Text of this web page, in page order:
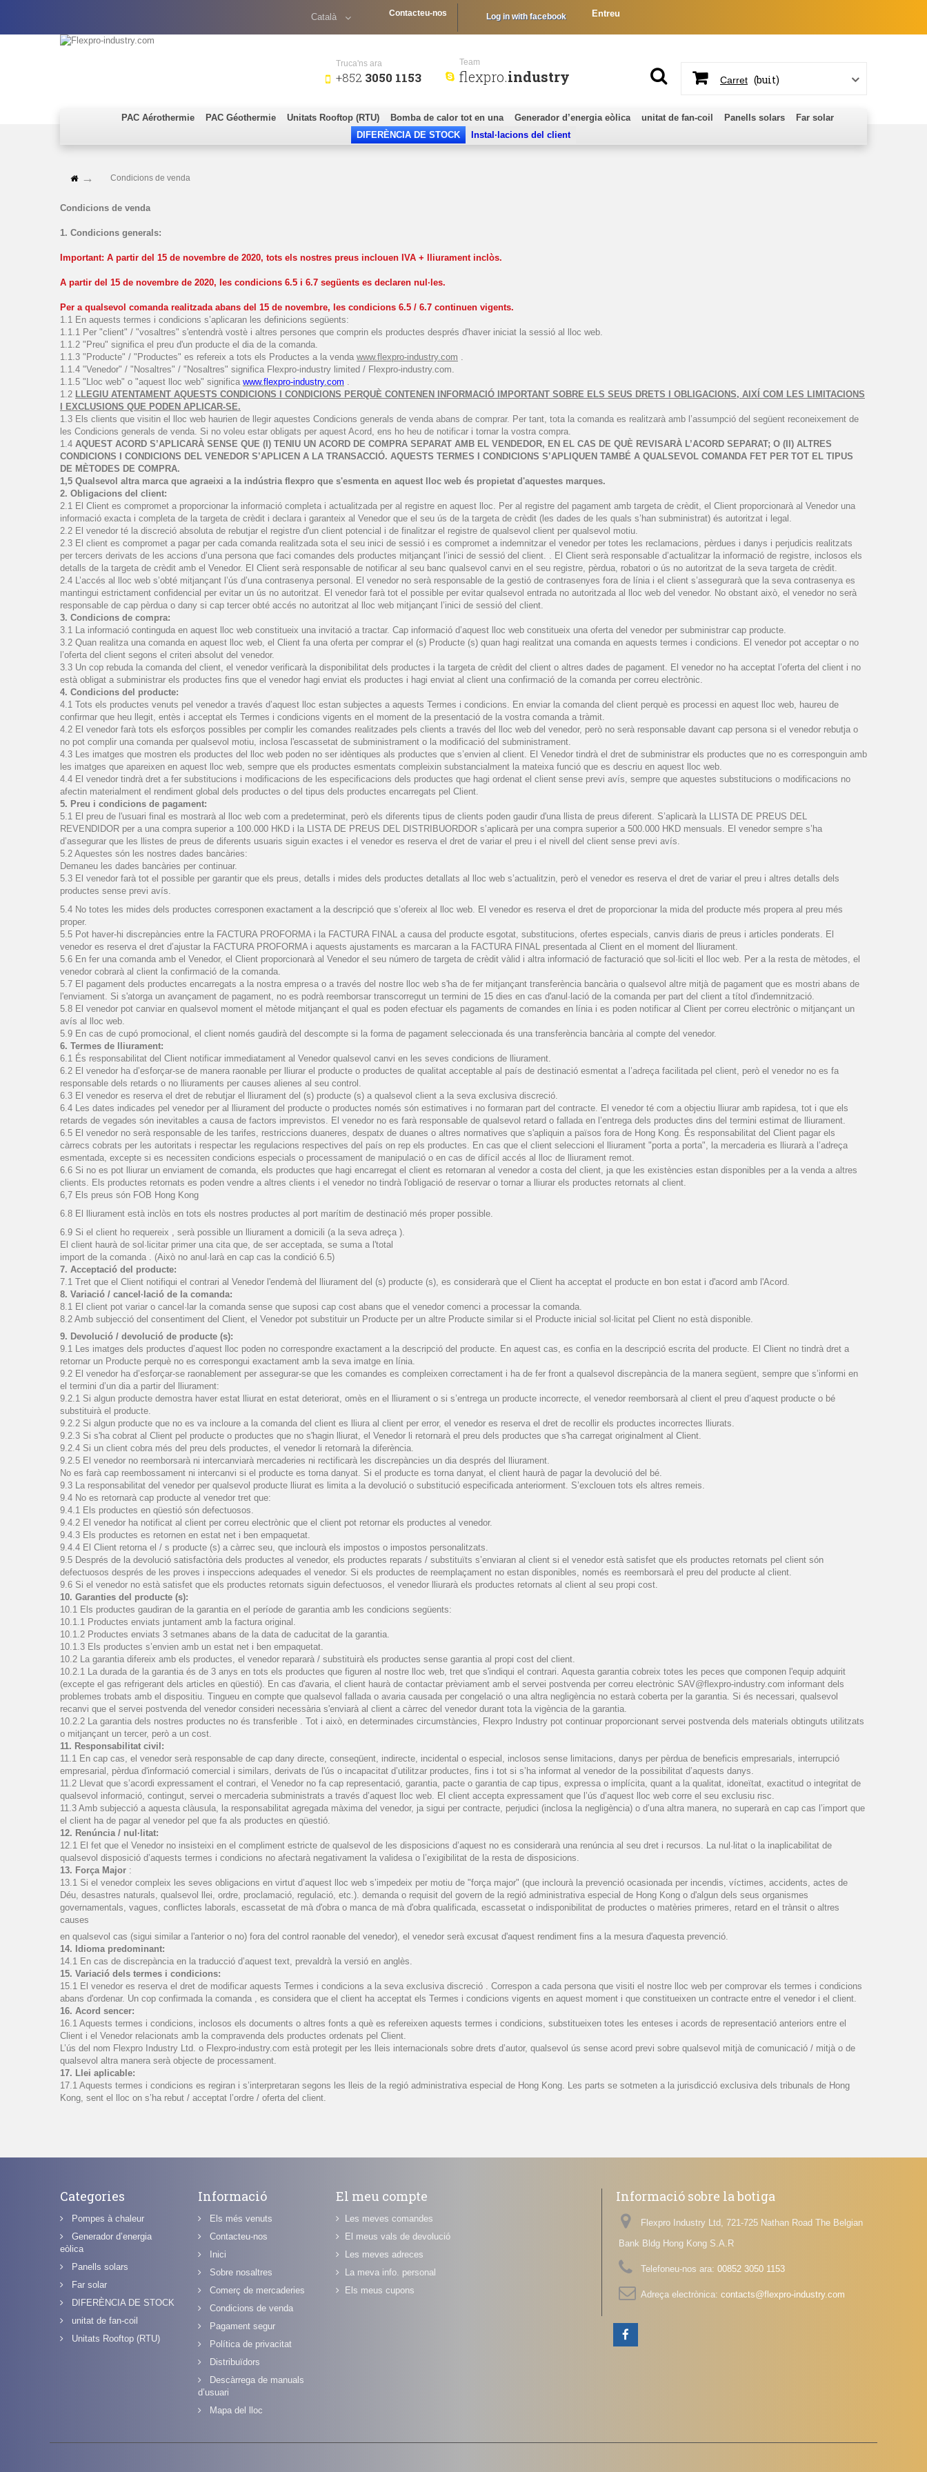
Entreu
Català Log in with facebook
Contacteu-nos
Truca'ns ara
+852 3050 1153
Team
flexpro.industry Carret (buit)
PAC Aérothermie PAC Géothermie Unitats Rooftop (RTU) Bomba de calor tot en una Generador d’energia eòlica unitat de fan-coil Panells solars
Far solar
DIFERÈNCIA DE STOCK
Instal·lacions del client
Condicions de venda
Condicions de venda
1. Condicions generals:
Important: A partir del 15 de novembre de 2020, tots els nostres preus inclouen IVA + lliurament inclòs.
A partir del 15 de novembre de 2020, les condicions 6.5 i 6.7 següents es declaren nul·les.
Per a qualsevol comanda realitzada abans del 15 de novembre, les condicions 6.5 / 6.7 continuen vigents.
1.1 En aquests termes i condicions s’aplicaran les definicions següents:
1.1.1 Per "client" / "vosaltres" s'entendrà vostè i altres persones que comprin els productes després d'haver iniciat la sessió al lloc web.
1.1.2 "Preu" significa el preu d'un producte el dia de la comanda.
1.1.3 "Producte" / "Productes" es refereix a tots els Productes a la venda www.flexpro-industry.com .
1.1.4 "Venedor" / "Nosaltres" / "Nosaltres" significa Flexpro-industry limited / Flexpro-industry.com.
1.1.5 "Lloc web" o "aquest lloc web" significa www.flexpro-industry.com .
1.2 LLEGIU ATENTAMENT AQUESTS CONDICIONS I CONDICIONS PERQUÈ CONTENEN INFORMACIÓ IMPORTANT SOBRE ELS SEUS DRETS I OBLIGACIONS, AIXÍ COM LES LIMITACIONS
I EXCLUSIONS QUE PODEN APLICAR-SE.
1.3 Els clients que visitin el lloc web haurien de llegir aquestes Condicions generals de venda abans de comprar. Per tant, tota la comanda es realitzarà amb l’assumpció del següent reconeixement de
les Condicions generals de venda. Si no voleu estar obligats per aquest Acord, ens ho heu de notificar i tornar la vostra compra.
1.4 AQUEST ACORD S’APLICARÀ SENSE QUE (I) TENIU UN ACORD DE COMPRA SEPARAT AMB EL VENDEDOR, EN EL CAS DE QUÈ REVISARÀ L’ACORD SEPARAT; O (II) ALTRES
CONDICIONS I CONDICIONS DEL VENEDOR S’APLICEN A LA TRANSACCIÓ. AQUESTS TERMES I CONDICIONS S’APLIQUEN TAMBÉ A QUALSEVOL COMANDA FET PER TOT EL TIPUS
DE MÈTODES DE COMPRA.
1,5 Qualsevol altra marca que agraeixi a la indústria flexpro que s'esmenta en aquest lloc web és propietat d'aquestes marques.
2. Obligacions del client:
2.1 El Client es compromet a proporcionar la informació completa i actualitzada per al registre en aquest lloc. Per al registre del pagament amb targeta de crèdit, el Client proporcionarà al Venedor una
informació exacta i completa de la targeta de crèdit i declara i garanteix al Venedor que el seu ús de la targeta de crèdit (les dades de les quals s’han subministrat) és autoritzat i legal.
2.2 El venedor té la discreció absoluta de rebutjar el registre d'un client potencial i de finalitzar el registre de qualsevol client per qualsevol motiu.
2.3 El client es compromet a pagar per cada comanda realitzada sota el seu inici de sessió i es compromet a indemnitzar el venedor per totes les reclamacions, pèrdues i danys i perjudicis realitzats
per tercers derivats de les accions d’una persona que faci comandes dels productes mitjançant l’inici de sessió del client. . El Client serà responsable d’actualitzar la informació de registre, inclosos els
detalls de la targeta de crèdit amb el Venedor. El Client serà responsable de notificar al seu banc qualsevol canvi en el seu registre, pèrdua, robatori o ús no autoritzat de la seva targeta de crèdit.
2.4 L’accés al lloc web s’obté mitjançant l’ús d’una contrasenya personal. El venedor no serà responsable de la gestió de contrasenyes fora de línia i el client s’assegurarà que la seva contrasenya es
mantingui estrictament confidencial per evitar un ús no autoritzat. El venedor farà tot el possible per evitar qualsevol entrada no autoritzada al lloc web del venedor. No obstant això, el venedor no serà
responsable de cap pèrdua o dany si cap tercer obté accés no autoritzat al lloc web mitjançant l’inici de sessió del client.
3. Condicions de compra:
3.1 La informació continguda en aquest lloc web constitueix una invitació a tractar. Cap informació d’aquest lloc web constitueix una oferta del venedor per subministrar cap producte.
3.2 Quan realitza una comanda en aquest lloc web, el Client fa una oferta per comprar el (s) Producte (s) quan hagi realitzat una comanda en aquests termes i condicions. El venedor pot acceptar o no
l’oferta del client segons el criteri absolut del venedor.
3.3 Un cop rebuda la comanda del client, el venedor verificarà la disponibilitat dels productes i la targeta de crèdit del client o altres dades de pagament. El venedor no ha acceptat l’oferta del client i no
està obligat a subministrar els productes fins que el venedor hagi enviat els productes i hagi enviat al client una confirmació de la comanda per correu electrònic.
4. Condicions del producte:
4.1 Tots els productes venuts pel venedor a través d’aquest lloc estan subjectes a aquests Termes i condicions. En enviar la comanda del client perquè es processi en aquest lloc web, haureu de
confirmar que heu llegit, entès i acceptat els Termes i condicions vigents en el moment de la presentació de la vostra comanda a tràmit.
4.2 El venedor farà tots els esforços possibles per complir les comandes realitzades pels clients a través del lloc web del venedor, però no serà responsable davant cap persona si el venedor rebutja o
no pot complir una comanda per qualsevol motiu, inclosa l'escassetat de subministrament o la modificació del subministrament.
4.3 Les imatges que mostren els productes del lloc web poden no ser idèntiques als productes que s’envien al client. El Venedor tindrà el dret de subministrar els productes que no es corresponguin amb
les imatges que apareixen en aquest lloc web, sempre que els productes esmentats compleixin substancialment la mateixa funció que es descriu en aquest lloc web.
4.4 El venedor tindrà dret a fer substitucions i modificacions de les especificacions dels productes que hagi ordenat el client sense previ avís, sempre que aquestes substitucions o modificacions no
afectin materialment el rendiment global dels productes o del tipus dels productes encarregats pel Client.
5. Preu i condicions de pagament:
5.1 El preu de l'usuari final es mostrarà al lloc web com a predeterminat, però els diferents tipus de clients poden gaudir d'una llista de preus diferent. S’aplicarà la LLISTA DE PREUS DEL
REVENDIDOR per a una compra superior a 100.000 HKD i la LISTA DE PREUS DEL DISTRIBUORDOR s’aplicarà per una compra superior a 500.000 HKD mensuals. El venedor sempre s’ha
d’assegurar que les llistes de preus de diferents usuaris siguin exactes i el venedor es reserva el dret de variar el preu i el nivell del client sense previ avís.
5.2 Aquestes són les nostres dades bancàries:
Demaneu les dades bancàries per continuar.
5.3 El venedor farà tot el possible per garantir que els preus, detalls i mides dels productes detallats al lloc web s’actualitzin, però el venedor es reserva el dret de variar el preu i altres detalls dels
productes sense previ avís.
5.4 No totes les mides dels productes corresponen exactament a la descripció que s’ofereix al lloc web. El venedor es reserva el dret de proporcionar la mida del producte més propera al preu més
proper.
5.5 Pot haver-hi discrepàncies entre la FACTURA PROFORMA i la FACTURA FINAL a causa del producte esgotat, substitucions, ofertes especials, canvis diaris de preus i articles ponderats. El
venedor es reserva el dret d’ajustar la FACTURA PROFORMA i aquests ajustaments es marcaran a la FACTURA FINAL presentada al Client en el moment del lliurament.
5.6 En fer una comanda amb el Venedor, el Client proporcionarà al Venedor el seu número de targeta de crèdit vàlid i altra informació de facturació que sol·liciti el lloc web. Per a la resta de mètodes, el
venedor cobrarà al client la confirmació de la comanda.
5.7 El pagament dels productes encarregats a la nostra empresa o a través del nostre lloc web s'ha de fer mitjançant transferència bancària o qualsevol altre mitjà de pagament que es mostri abans de
l'enviament. Si s'atorga un avançament de pagament, no es podrà reemborsar transcorregut un termini de 15 dies en cas d'anul·lació de la comanda per part del client a títol d'indemnització.
5.8 El venedor pot canviar en qualsevol moment el mètode mitjançant el qual es poden efectuar els pagaments de comandes en línia i es poden notificar al Client per correu electrònic o mitjançant un
avís al lloc web.
5.9 En cas de cupó promocional, el client només gaudirà del descompte si la forma de pagament seleccionada és una transferència bancària al compte del venedor.
6. Termes de lliurament:
6.1 És responsabilitat del Client notificar immediatament al Venedor qualsevol canvi en les seves condicions de lliurament.
6.2 El venedor ha d’esforçar-se de manera raonable per lliurar el producte o productes de qualitat acceptable al país de destinació esmentat a l’adreça facilitada pel client, però el venedor no es fa
responsable dels retards o no lliuraments per causes alienes al seu control.
6.3 El venedor es reserva el dret de rebutjar el lliurament del (s) producte (s) a qualsevol client a la seva exclusiva discreció.
6.4 Les dates indicades pel venedor per al lliurament del producte o productes només són estimatives i no formaran part del contracte. El venedor té com a objectiu lliurar amb rapidesa, tot i que els
retards de vegades són inevitables a causa de factors imprevistos. El venedor no es farà responsable de qualsevol retard o fallada en l’entrega dels productes dins del termini estimat de lliurament.
6.5 El venedor no serà responsable de les tarifes, restriccions duaneres, despatx de duanes o altres normatives que s'apliquin a països fora de Hong Kong. És responsabilitat del Client pagar els
càrrecs cobrats per les autoritats i respectar les regulacions respectives del país on rep els productes. En cas que el client seleccioni el lliurament "porta a porta", la mercaderia es lliurarà a l’adreça
esmentada, excepte si es necessiten condicions especials o processament de manipulació o en cas de difícil accés al lloc de lliurament remot.
6.6 Si no es pot lliurar un enviament de comanda, els productes que hagi encarregat el client es retornaran al venedor a costa del client, ja que les existències estan disponibles per a la venda a altres
clients. Els productes retornats es poden vendre a altres clients i el venedor no tindrà l'obligació de reservar o tornar a lliurar els productes retornats al client.
6,7 Els preus són FOB Hong Kong
6.8 El
lliurament està inclòs en tots els nostres productes al port marítim de destinació més proper possible.
6.9 Si el client ho requereix , serà possible un lliurament a domicili (a la seva adreça ).
El client haurà de sol·licitar primer una cita que, de ser acceptada, se suma a l'total
import de la comanda . (Això no anul·larà en cap cas la condició 6.5)
7. Acceptació del producte:
7.1 Tret que el Client notifiqui el contrari al Venedor l'endemà del lliurament del (s) producte (s), es considerarà que el Client ha acceptat el producte en bon estat i d'acord amb l'Acord.
8. Variació / cancel·lació de la comanda:
8.1 El client pot variar o cancel·lar la comanda sense que suposi cap cost abans que el venedor comenci a processar la comanda.
8.2 Amb subjecció del consentiment del Client, el Venedor pot substituir un Producte per un altre Producte similar si el Producte inicial sol·licitat pel Client no està disponible.
9. Devolució / devolució de producte (s):
9.1 Les imatges dels productes d’aquest lloc poden no correspondre exactament a la descripció del producte. En aquest cas, es confia en la descripció escrita del producte. El Client no tindrà dret a
retornar un Producte perquè no es correspongui exactament amb la seva imatge en línia.
9.2 El venedor ha d’esforçar-se raonablement per assegurar-se que les comandes es compleixen correctament i ha de fer front a qualsevol discrepància de la manera següent, sempre que s’informi en
el termini d’un dia a partir del lliurament:
9.2.1 Si algun producte demostra haver estat lliurat en estat deteriorat, omès en el lliurament o si s’entrega un producte incorrecte, el venedor reemborsarà al client el preu d’aquest producte o bé
substituirà el producte.
9.2.2 Si algun producte que no es va incloure a la comanda del client es lliura al client per error, el venedor es reserva el dret de recollir els productes incorrectes lliurats.
9.2.3 Si s'ha cobrat al Client pel producte o productes que no s'hagin lliurat, el Venedor li retornarà el preu dels productes que s'ha carregat originalment al Client.
9.2.4 Si un client cobra més del preu dels productes, el venedor li retornarà la diferència.
9.2.5 El venedor no reemborsarà ni intercanviarà mercaderies ni rectificarà les discrepàncies un dia després del lliurament.
No es farà cap reembossament ni intercanvi si el producte es torna danyat. Si el producte es torna danyat, el client haurà de pagar la devolució del bé.
9.3 La responsabilitat del venedor per qualsevol producte lliurat es limita a la devolució o substitució especificada anteriorment. S’exclouen tots els altres remeis.
9.4 No es retornarà cap producte al venedor tret que:
9.4.1 Els productes en qüestió són defectuosos.
9.4.2 El venedor ha notificat al client per correu electrònic que el client pot retornar els productes al venedor.
9.4.3 Els productes es retornen en estat net i ben empaquetat.
9.4.4 El Client retorna el / s producte (s) a càrrec seu, que inclourà els impostos o impostos personalitzats.
9.5 Després de la devolució satisfactòria dels productes al venedor, els productes reparats / substituïts s’enviaran al client si el venedor està satisfet que els productes retornats pel client són
defectuosos després de les proves i inspeccions adequades el venedor. Si els productes de reemplaçament no estan disponibles, només es reemborsarà el preu del producte al client.
9.6 Si el venedor no està satisfet que els productes retornats siguin defectuosos, el venedor lliurarà els productes retornats al client al seu propi cost.
10. Garanties del producte (s):
10.1 Els productes gaudiran de la garantia en el període de garantia amb les condicions següents:
10.1.1 Productes enviats juntament amb la factura original.
10.1.2 Productes enviats 3 setmanes abans de la data de caducitat de la garantia.
10.1.3 Els productes s’envien amb un estat net i ben empaquetat.
10.2 La garantia difereix amb els productes, el venedor repararà / substituirà els productes sense garantia al propi cost del client.
10.2.1 La durada de la garantia és de 3 anys en tots els productes que figuren al nostre lloc web, tret que s'indiqui el contrari. Aquesta garantia cobreix totes les peces que componen l'equip adquirit
(excepte el gas refrigerant dels articles en qüestió). En cas d'avaria, el client haurà de contactar prèviament amb el servei postvenda per correu electrònic SAV@flexpro-industry.com informant dels
problemes trobats amb el dispositiu. Tingueu en compte que qualsevol fallada o avaria causada per congelació o una altra negligència no estarà coberta per la garantia. Si és necessari, qualsevol
recanvi que el servei postvenda del venedor consideri necessària s'enviarà al client a càrrec del venedor durant tota la vigència de la garantia.
10.2.2 La garantia dels nostres productes no és transferible . Tot i això, en determinades circumstàncies, Flexpro Industry pot continuar proporcionant servei postvenda dels materials obtinguts utilitzats
o mitjançant un tercer, però a un cost.
11. Responsabilitat civil:
11.1 En cap cas, el venedor serà responsable de cap dany directe, conseqüent, indirecte, incidental o especial, inclosos sense limitacions, danys per pèrdua de beneficis empresarials, interrupció
empresarial, pèrdua d'informació comercial i similars, derivats de l'ús o incapacitat d’utilitzar productes, fins i tot si s’ha informat al venedor de la possibilitat d’aquests danys.
11.2 Llevat que s’acordi expressament el contrari, el Venedor no fa cap representació, garantia, pacte o garantia de cap tipus, expressa o implícita, quant a la qualitat, idoneïtat, exactitud o integritat de
qualsevol informació, contingut, servei o mercaderia subministrats a través d’aquest lloc web. El client accepta expressament que l’ús d’aquest lloc web corre el seu exclusiu risc.
11.3 Amb subjecció a aquesta clàusula, la responsabilitat agregada màxima del venedor, ja sigui per contracte, perjudici (inclosa la negligència) o d’una altra manera, no superarà en cap cas l’import que
el client ha de pagar al venedor pel que fa als productes en qüestió.
12. Renúncia / nul·litat:
12.1 El fet que el Venedor no insisteixi en el compliment estricte de qualsevol de les disposicions d’aquest no es considerarà una renúncia al seu dret i recursos. La nul·litat o la inaplicabilitat de
qualsevol disposició d’aquests termes i condicions no afectarà negativament la validesa o l’exigibilitat de la resta de disposicions.
13. Força Major :
13.1 Si el venedor compleix les seves obligacions en virtut d’aquest lloc web s’impedeix per motiu de "força major" (que inclourà la prevenció ocasionada per incendis, víctimes, accidents, actes de
Déu, desastres naturals, qualsevol llei, ordre, proclamació, regulació, etc.). demanda o requisit del govern de la regió administrativa especial de Hong Kong o d'algun dels seus organismes
governamentals, vagues, conflictes laborals, escassetat de mà d'obra o manca de mà d'obra qualificada, escassetat o indisponibilitat de productes o matèries primeres, retard en el trànsit o altres
causes
en qualsevol cas (sigui similar a l'anterior o no) fora del control raonable del venedor), el venedor serà excusat d'aquest rendiment fins a la mesura d'aquesta prevenció.
14. Idioma predominant:
14.1 En cas de discrepància en la traducció d’aquest text, prevaldrà la versió en anglès.
15. Variació dels termes i condicions:
15.1 El venedor es reserva el dret de modificar aquests Termes i condicions a la seva exclusiva discreció . Correspon a cada persona que visiti el nostre lloc web per comprovar els termes i condicions
abans d'ordenar. Un cop confirmada la comanda , es considera que el client ha acceptat els Termes i condicions vigents en aquest moment i que constitueixen un contracte entre el venedor i el client.
16. Acord sencer:
16.1 Aquests termes i condicions, inclosos els documents o altres fonts a què es refereixen aquests termes i condicions, substitueixen totes les enteses i acords de representació anteriors entre el
Client i el Venedor relacionats amb la compravenda dels productes ordenats pel Client.
L’ús del nom Flexpro Industry Ltd. o Flexpro-industry.com està protegit per les lleis internacionals sobre drets d’autor, qualsevol ús sense acord previ sobre qualsevol mitjà de comunicació / mitjà o de
qualsevol altra manera serà objecte de processament.
17. Llei aplicable:
17.1 Aquests termes i condicions es regiran i s’interpretaran segons les lleis de la regió administrativa especial de Hong Kong. Les parts se sotmeten a la jurisdicció exclusiva dels tribunals de Hong
Kong, sent el lloc on s’ha rebut / acceptat l’ordre / oferta del client.
Categories
Pompes à chaleur
Generador d’energia
eòlica
Panells solars
Far solar
DIFERÈNCIA DE STOCK
unitat de fan-coil
Unitats Rooftop (RTU)
Informació
Els més venuts
Contacteu-nos
Inici
Sobre nosaltres
Comerç de mercaderies
Condicions de venda
Pagament segur
Política de privacitat
Distribuïdors
Descàrrega de manuals
d’usuari
Mapa del lloc
El meu compte
Les meves comandes
El meus vals de devolució
Les meves adreces
La meva info. personal
Els meus cupons
Informació sobre la botiga
Flexpro Industry Ltd, 721-725 Nathan Road The Belgian
Bank Bldg Hong Kong S.A.R
Telefoneu-nos ara: 00852 3050 1153
Adreça electrònica: contacts@flexpro-industry.com